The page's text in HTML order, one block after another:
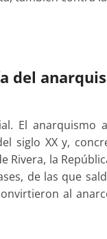
del
El anarquismo
siglo XX y,
la
de las que
al